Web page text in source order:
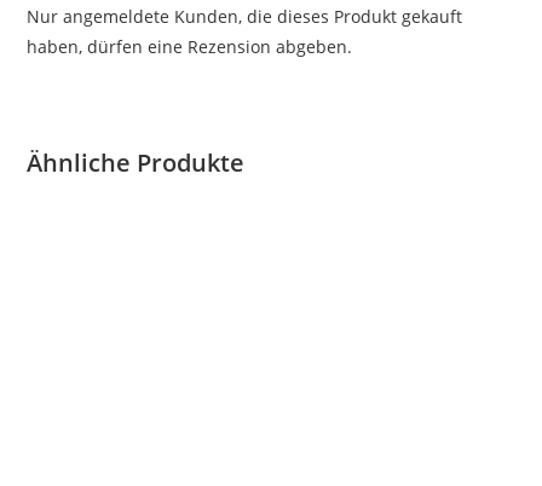
Nur angemeldete Kunden, die dieses Produkt gekauft
haben, dürfen eine Rezension abgeben.
Ähnliche Produkte